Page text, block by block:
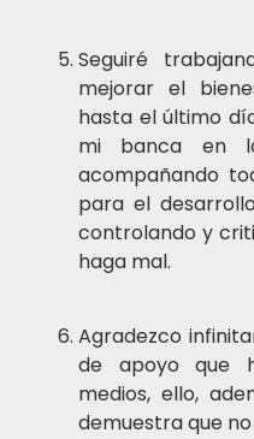
Seguiré
mejorar el
hasta el último
mi banca en
acompañando
para el
controlando y
haga mal.
Agradezco
de apoyo que
medios, ello,
demuestra que